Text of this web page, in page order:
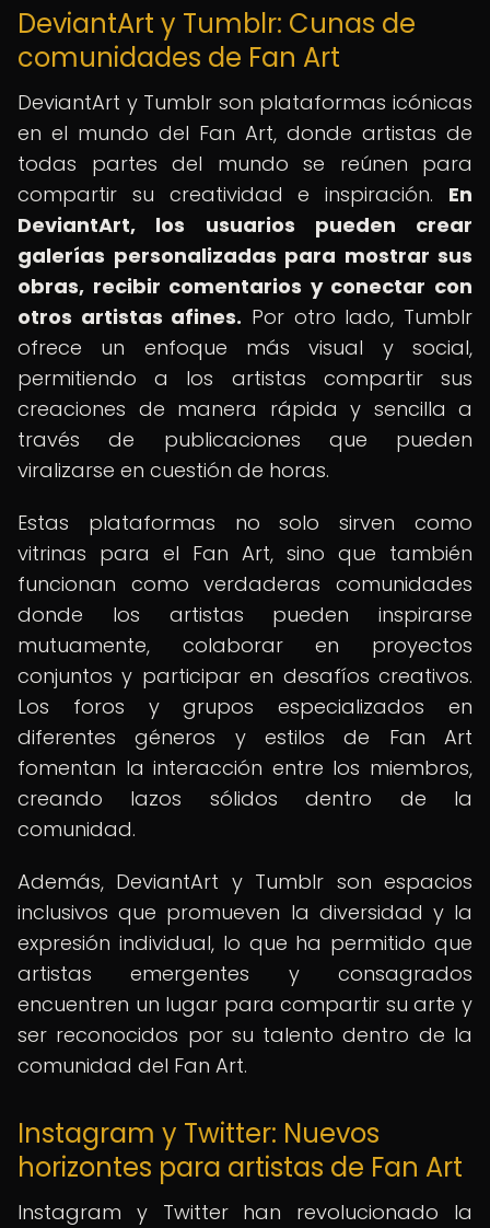
DeviantArt y Tumblr: Cunas de
comunidades de Fan Art
DeviantArt y Tumblr son plataformas icónicas
en el mundo del Fan Art, donde artistas de
todas partes del mundo se reúnen para
compartir su creatividad e inspiración. En
DeviantArt, los usuarios pueden crear
galerías personalizadas para mostrar sus
obras, recibir comentarios y conectar con
otros artistas afines. Por otro lado, Tumblr
ofrece un enfoque más visual y social,
permitiendo a los artistas compartir sus
creaciones de manera rápida y sencilla a
través de publicaciones que pueden
viralizarse en cuestión de horas.
Estas plataformas no solo sirven como
vitrinas para el Fan Art, sino que también
funcionan como verdaderas comunidades
donde los artistas pueden inspirarse
mutuamente, colaborar en proyectos
conjuntos y participar en desafíos creativos.
Los foros y grupos especializados en
diferentes géneros y estilos de Fan Art
fomentan la interacción entre los miembros,
creando lazos sólidos dentro de la
comunidad.
Además, DeviantArt y Tumblr son espacios
inclusivos que promueven la diversidad y la
expresión individual, lo que ha permitido que
artistas emergentes y consagrados
encuentren un lugar para compartir su arte y
ser reconocidos por su talento dentro de la
comunidad del Fan Art.
Instagram y Twitter: Nuevos
horizontes para artistas de Fan Art
Instagram y Twitter han revolucionado la